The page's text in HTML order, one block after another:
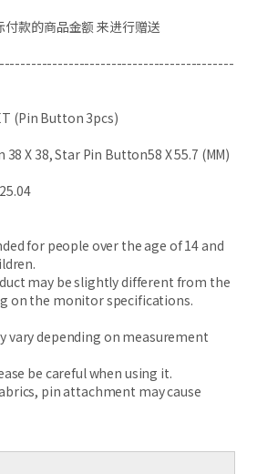
款的商品金额 来进行赠送
(Pin Button 3pcs)
X 38, Star Pin Button58 X 55.7 (MM)
for people over the age of 14 and
may be slightly different from the
on the monitor specifications.
vary depending on measurement
be careful when using it.
pin attachment may cause